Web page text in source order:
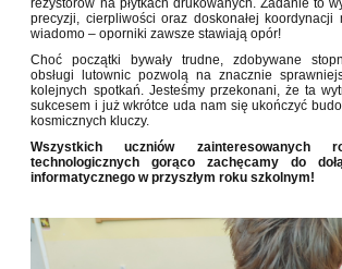
rezystorów na płytkach drukowanych. Zadanie to
precyzji, cierpliwości oraz doskonałej koordynacji
wiadomo – oporniki zawsze stawiają opór!
Choć początki bywały trudne, zdobywane
obsługi lutownic pozwolą na znacznie
kolejnych spotkań. Jesteśmy przekonani, że ta
sukcesem i już wkrótce uda nam się ukończyć
kosmicznych kluczy.
Wszystkich uczniów zainteresowanych
technologicznych gorąco zachęcamy do
informatycznego w przyszłym roku szkolnym!